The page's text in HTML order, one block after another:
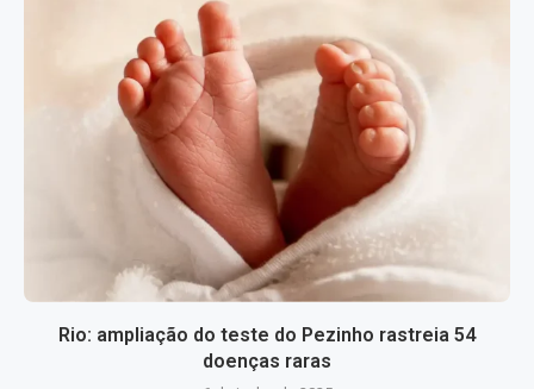
Rio: ampliação do teste do Pezinho rastreia 54
doenças raras